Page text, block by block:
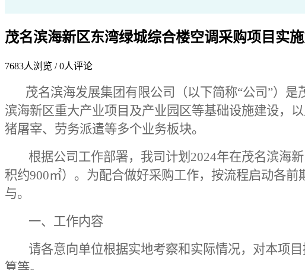
茂名滨海新区东湾绿城综合楼空调采购项目实
7683人浏览 /0人评论
茂名滨海发展集团有限公司（以下简称“公司”）是
滨海新区重大产业项目及产业园区等基础设施建设，
猪屠宰、劳务派遣等多个业务板块。
根据公司工作部署，我司计划2024年在茂名滨海
积约900㎡） 。为配合做好采购工作， 按流程启动各前
与。
一、工作内容
请各意向单位根据实地考察和实际情况，对本项